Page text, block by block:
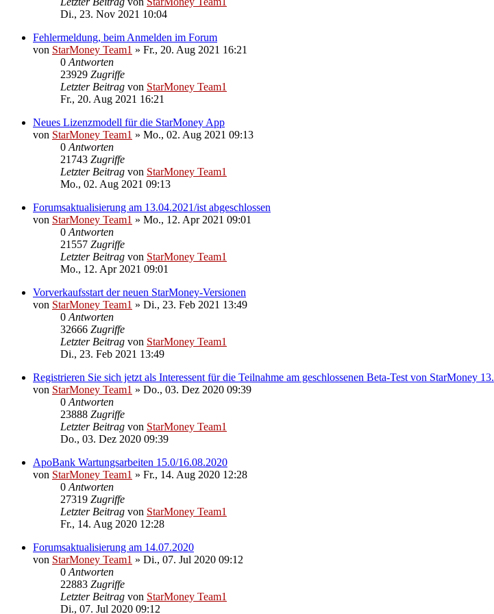
Di., 23. Nov 2021 10:04
Fehlermeldung, beim Anmelden im Forum
von StarMoney Team1 » Fr., 20. Aug 2021 16:21
0 Antworten
23929 Zugriffe
Letzter Beitrag von StarMoney Team1
Fr., 20. Aug 2021 16:21
Neues Lizenzmodell für die StarMoney App
von StarMoney Team1 » Mo., 02. Aug 2021 09:13
0 Antworten
21743 Zugriffe
Letzter Beitrag von StarMoney Team1
Mo., 02. Aug 2021 09:13
Forumsaktualisierung am 13.04.2021/ist abgeschlossen
von StarMoney Team1 » Mo., 12. Apr 2021 09:01
0 Antworten
21557 Zugriffe
Letzter Beitrag von StarMoney Team1
Mo., 12. Apr 2021 09:01
Vorverkaufsstart der neuen StarMoney-Versionen
von StarMoney Team1 » Di., 23. Feb 2021 13:49
0 Antworten
32666 Zugriffe
Letzter Beitrag von StarMoney Team1
Di., 23. Feb 2021 13:49
Registrieren Sie sich jetzt als Interessent für die Teilnahme am geschlossenen Beta-Test von StarMoney 13.
von StarMoney Team1 » Do., 03. Dez 2020 09:39
0 Antworten
23888 Zugriffe
Letzter Beitrag von StarMoney Team1
Do., 03. Dez 2020 09:39
ApoBank Wartungsarbeiten 15.0/16.08.2020
von StarMoney Team1 » Fr., 14. Aug 2020 12:28
0 Antworten
27319 Zugriffe
Letzter Beitrag von StarMoney Team1
Fr., 14. Aug 2020 12:28
Forumsaktualisierung am 14.07.2020
von StarMoney Team1 » Di., 07. Jul 2020 09:12
0 Antworten
22883 Zugriffe
Letzter Beitrag von StarMoney Team1
Di., 07. Jul 2020 09:12